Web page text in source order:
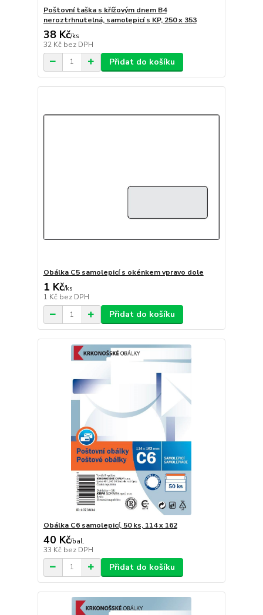
Poštovní taška s křížovým dnem B4
neroztrhnutelná, samolepicí s KP, 250 x 353
38 Kč/ks
32 Kč bez DPH
Přidat do košíku
Obálka C5 samolepicí s okénkem vpravo dole
1 Kč/ks
1 Kč bez DPH
Přidat do košíku
Obálka C6 samolepicí, 50 ks, 114 x 162
40 Kč/bal.
33 Kč bez DPH
Přidat do košíku